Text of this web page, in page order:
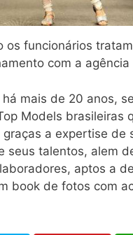
os funcionários
com a
mais de 20 anos,
Models
a expertise de
seus talentos, alem
aptos a
book de fotos com